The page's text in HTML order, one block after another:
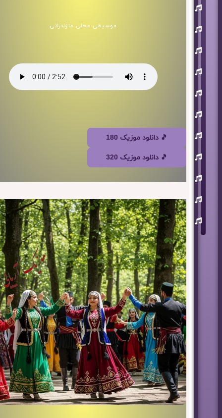
مسعود
لهراسبی
طهماسبی
سعید
شایسته
موسیقی محلی مازندرانی
🎵 دانلود موزیک 180
🎵 دانلود موزیک 320